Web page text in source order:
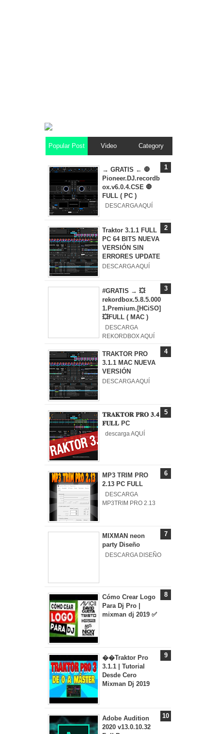
Popular Post Video Category
→ GRATIS ← 🛑
Pioneer.DJ.recordb
ox.v6.0.4.CSE 🛑
FULL ( PC )
DESCARGA AQUÍ
Traktor 3.1.1 FULL
PC 64 BITS NUEVA
VERSIÓN SIN
ERRORES UPDATE
DESCARGA AQUÍ
#GRATIS → 💥
rekordbox.5.8.5.000
1.Premium.[HCiSO]
💥FULL ( MAC )
DESCARGA
REKORDBOX AQUÍ
TRAKTOR PRO
3.1.1 MAC NUEVA
VERSIÓN
DESCARGA AQUÍ
𝐓𝐑𝐀𝐊𝐓𝐎𝐑 𝐏𝐑𝐎 𝟑.𝟒
𝐅𝐔𝐋𝐋 PC
descarga AQUÍ
MP3 TRIM PRO
2.13 PC FULL
DESCARGA
MP3TRIM PRO 2.13
MIXMAN neon
party Diseño
DESCARGA DISEÑO
Cómo Crear Logo
Para Dj Pro |
mixman dj 2019 ✅
��Traktor Pro
3.1.1 | Tutorial
Desde Cero
Mixman Dj 2019
Adobe Audition
2020 v13.0.10.32